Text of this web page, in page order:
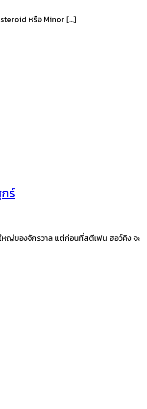
หรือ Minor […]
ร์
ญ่ของจักรวาล แต่ก่อนที่สตีเฟน ฮอว์คิง จะ